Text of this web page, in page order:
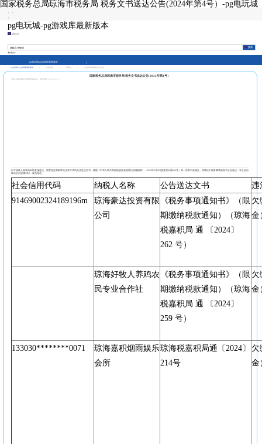
国家税务总局琼海市税务局 税务文书送达公告(2024年第4号）-pg电玩城
| |
|
pg电玩城-pg游戏库最新版本
征纳互动
本站热词：
pg电玩城-pg游戏库最新版本
pg电玩城-pg游戏库最新版本 市县频道 琼海市 pg游戏库最新版本的公告
国家税务总局琼海市税务局 税务文书送达公告(2024年第4号）
来源：国家税务总局琼海市税务局 发布日期：2024-01-26
以下纳税人因我局采取直接送达、留置送达和邮寄送达等方式均无法送达文书，根据《中华人民共和国税收征收管理法实施细则》（2016年2月6日国务院令第666号）第一百零六条规定，现将以下税务事项通知书公告送达。本公告自
发出之日起满30日，视为送达。
社会信用代码 纳税人名称 公告送达文书
违
91469002324189196m
琼海豪达投资有限
公司
《税务事项通知书》（限
期缴纳税款通知）（琼海
税嘉积局 通 〔2024〕
262 号）
欠
金
琼海好牧人养鸡农
民专业合作社
《税务事项通知书》（限
期缴纳税款通知）（琼海
税嘉积局 通 〔2024〕
259 号）
欠
金
133030********0071
琼海嘉积烟雨娱乐
会所
琼海税嘉积局通〔2024〕
214号
欠
金